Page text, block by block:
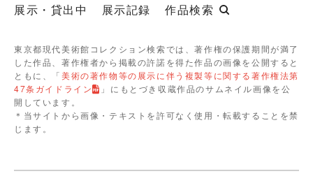
展示・貸出中
展示記録 作品検索
東京都現代美術館コレクション検索では、著作権の保護期間が満了
した作品、著作権者から掲載の許諾を得た作品の画像を公開すると
ともに、「美術の著作物等の展示に伴う複製等に関する著作権法第
47条ガイドライン
」にもとづき収蔵作品のサムネイル画像を公
開しています。
＊当サイトから画像・テキストを許可なく使用・転載することを禁
じます。